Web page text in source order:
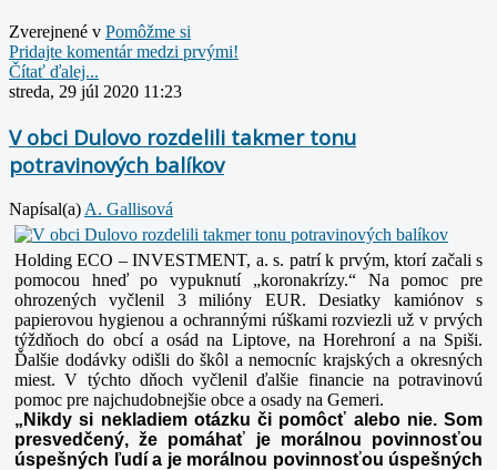
Zverejnené v Pomôžme si
Pridajte komentár medzi prvými!
Čítať ďalej...
streda, 29 júl 2020 11:23
V obci Dulovo rozdelili takmer tonu
potravinových balíkov
Napísal(a) A. Gallisová
Holding ECO – INVESTMENT, a. s. patrí k prvým, ktorí začali s
pomocou hneď po vypuknutí „koronakrízy.“ Na pomoc pre
ohrozených vyčlenil 3 milióny EUR. Desiatky kamiónov s
papierovou hygienou a ochrannými rúškami rozviezli už v prvých
týždňoch do obcí a osád na Liptove, na Horehroní a na Spiši.
Ďalšie dodávky odišli do škôl a nemocníc krajských a okresných
miest. V týchto dňoch vyčlenil ďalšie financie na potravinovú
pomoc pre najchudobnejšie obce a osady na Gemeri.
„Nikdy si nekladiem otázku či pomôcť alebo nie. Som
presvedčený, že pomáhať je morálnou povinnosťou
úspešných ľudí a je morálnou povinnosťou úspešných